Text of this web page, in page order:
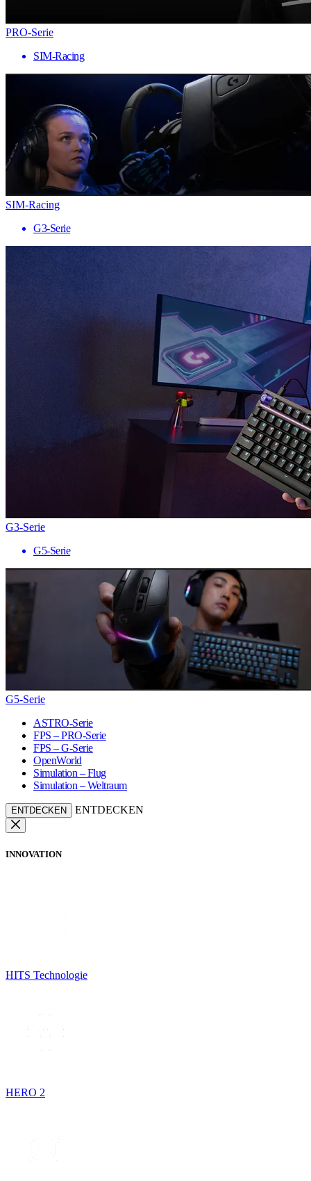
PRO-Serie
SIM-Racing
SIM-Racing
G3-Serie
G3-Serie
G5-Serie
G5-Serie
ASTRO-Serie
FPS – PRO-Serie
FPS – G-Serie
OpenWorld
Simulation – Flug
Simulation – Weltraum
ENTDECKEN ENTDECKEN
INNOVATION
HITS Technologie
HERO 2